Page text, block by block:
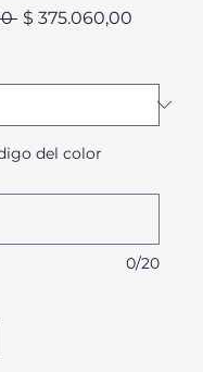
Precio
$ 375.060,00
del color
0/20